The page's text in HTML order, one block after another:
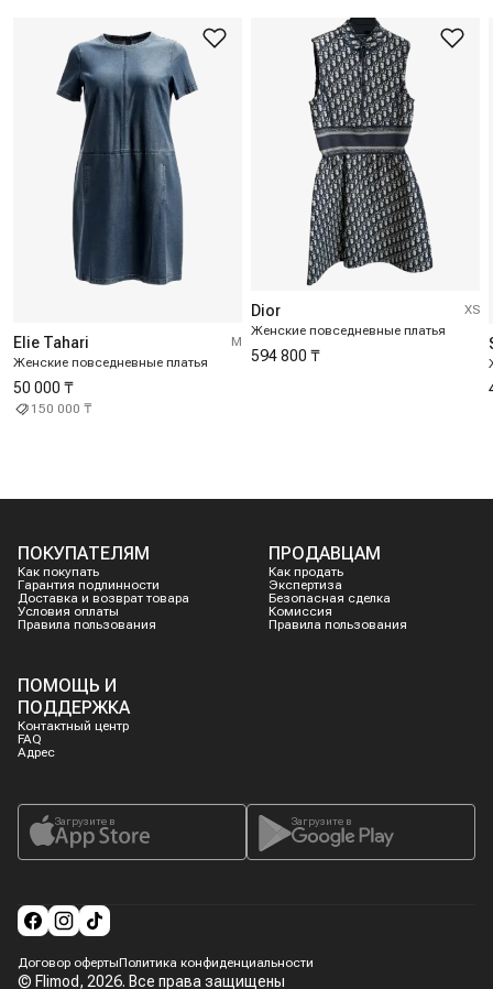
Elie Tahari
Женские повседневные платья
M
50 000 ₸
150 000 ₸
Dior
Женские повседневные платья
XS
594 800 ₸
ПОКУПАТЕЛЯМ
Как покупать
Гарантия подлинности
Доставка и возврат товара
Условия оплаты
Правила пользования
ПРОДАВЦАМ
Как продать
Экспертиза
Безопасная сделка
Комиссия
Правила пользования
ПОМОЩЬ И
ПОДДЕРЖКА
Контактный центр
FAQ
Адрес
Загрузите в Загрузите в
Договор офертыПолитика конфиденциальности
© Flimod, 2026. Все права защищены